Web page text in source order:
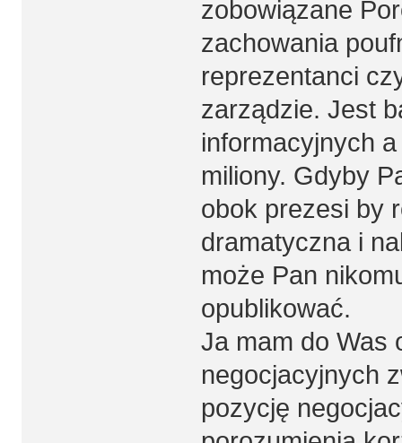
zobowiązane
zachowania
reprezentanci
zarządzie. Jest
informacyjnych
miliony. Gdyby
obok prezesi by
dramatyczna i
może Pan
opublikować.
Ja mam do Was
negocjacyjnych
pozycję